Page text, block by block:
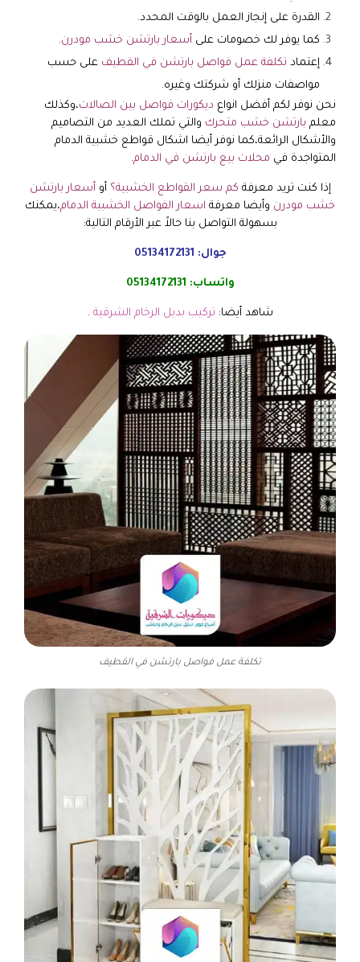
القدرة على إنجاز العمل بالوقت المحدد.
كما يوفر لك خصومات على أسعار بارتشن خشب مودرن.
إعتماد تكلفة عمل فواصل بارتشن في القطيف على حسب
مواصفات منزلك أو شركتك وغيره.
نحن نوفر لكم أفضل انواع ديكورات فواصل بين الصالات،وكذلك
معلم بارتشن خشب متحرك والتي تملك العديد من التصاميم
والأشكال الرائعة،كما نوفر أيضا اشكال قواطع خشبية الدمام
المتواجدة في محلات بيع بارتشن في الدمام.
إذا كنت تريد معرفة كم سعر القواطع الخشبية؟ أو أسعار بارتشن
خشب مودرن وأيضا معرفة اسعار الفواصل الخشبية الدمام،يمكنك
بسهولة التواصل بنا حالاً عبر الأرقام التالية:
جوال: 05134172131
واتساب: 05134172131
شاهد أيضا: تركيب بديل الرخام الشرقية .
تكلفة عمل فواصل بارتشن في القطيف